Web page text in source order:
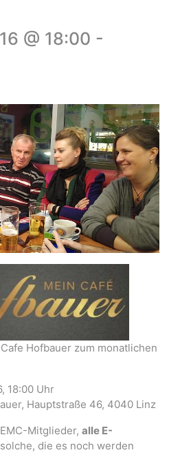
@ 18:00 -
Hofbauer zum monatlichen
18:00 Uhr
Hauptstraße 46, 4040 Linz
Mitglieder, alle E-
die es noch werden